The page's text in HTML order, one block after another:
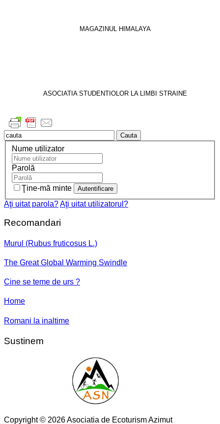
MAGAZINUL HIMALAYA
ASOCIATIA STUDENTIOLOR LA LIMBI STRAINE
Cauta
Nume utilizator
Parolă
Ţine-mă minte
Aţi uitat parola?Aţi uitat utilizatorul?
Recomandari
Murul (Rubus fruticosus L.)
The Great Global Warming Swindle
Cine se teme de urs ?
Home
Romani la inaltime
Sustinem
Copyright © 2026 Asociatia de Ecoturism Azimut